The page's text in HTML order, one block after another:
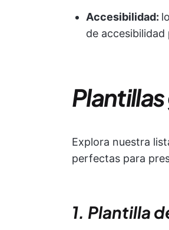
Accesibilidad:
de accesibilidad
Explora nuestra
perfectas para
1. Plantilla